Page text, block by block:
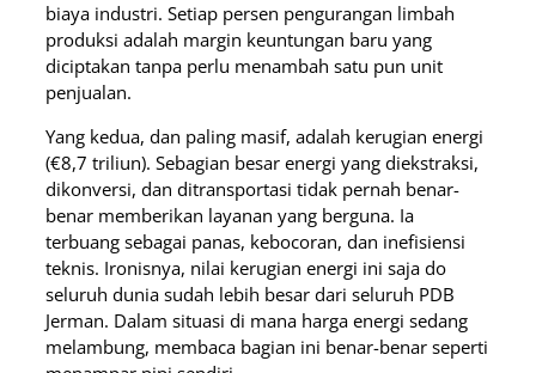
biaya industri. Setiap persen pengurangan limbah
produksi adalah margin keuntungan baru yang
diciptakan tanpa perlu menambah satu pun unit
penjualan.
Yang kedua, dan paling masif, adalah kerugian energi
(€8,7 triliun). Sebagian besar energi yang diekstraksi,
dikonversi, dan ditransportasi tidak pernah benar-
benar memberikan layanan yang berguna. Ia
terbuang sebagai panas, kebocoran, dan inefisiensi
teknis. Ironisnya, nilai kerugian energi ini saja do
seluruh dunia sudah lebih besar dari seluruh PDB
Jerman. Dalam situasi di mana harga energi sedang
melambung, membaca bagian ini benar-benar seperti